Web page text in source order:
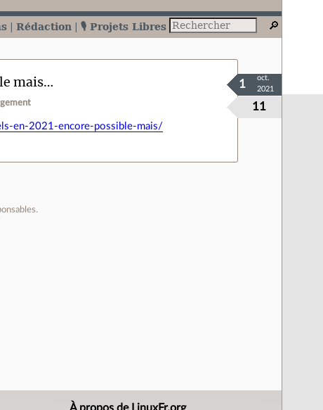
Rédaction 🎙️ Projets Libres
mais…
11
1
oct.
2021
en-2021-encore-possible-mais/